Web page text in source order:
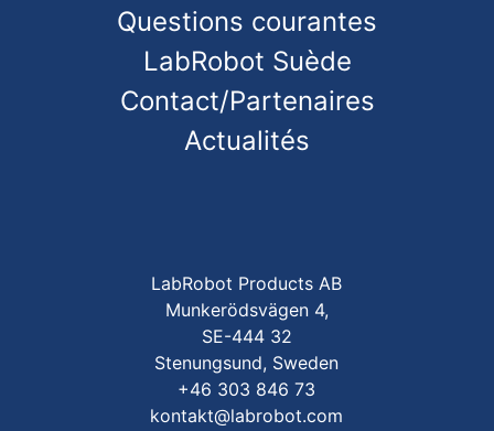
Questions courantes
LabRobot Suède
Contact/Partenaires
Actualités
LabRobot Products AB
Munkerödsvägen 4,
SE-444 32
Stenungsund, Sweden
+46 303 846 73
kontakt@labrobot.com